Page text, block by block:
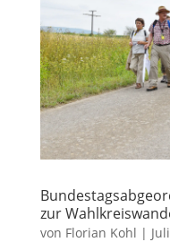
zur
von Florian Kohl |